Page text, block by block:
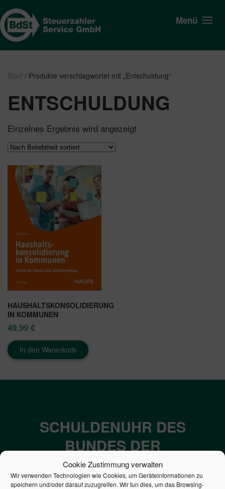
Cookie Zustimmung verwalten
Wir verwenden Technologien wie Cookies, um Geräteinformationen zu
speichern und/oder darauf zuzugreifen. Wir tun dies, um das Browsing-
Menü
Start / Produkte verschlagwortet mit „Entschuldung“
ENTSCHULDUNG
Einzelnes Ergebnis wird angezeigt
HAUSHALTSKONSOLIDIERUNG
IN KOMMUNEN
49,99 €
In den Warenkorb
SCHULDENUHR DES
BUNDES DER
STEUERZAHLER